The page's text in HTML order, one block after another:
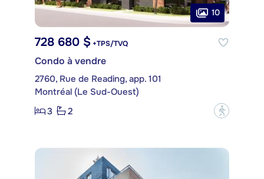
10
728 680 $ +TPS/TVQ
Condo à vendre
2760, Rue de Reading, app. 101
Montréal (Le Sud-Ouest)
3
2 ?